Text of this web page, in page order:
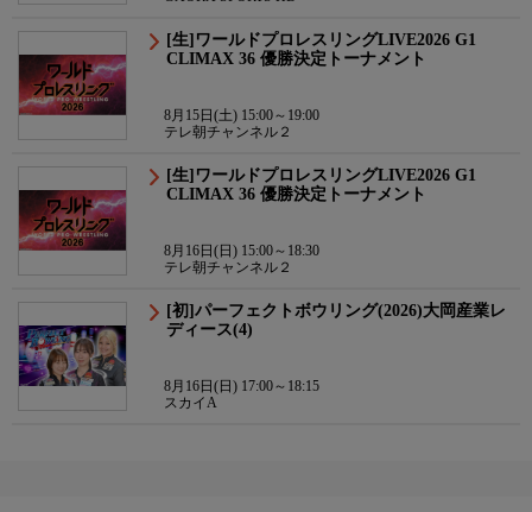
[生]ワールドプロレスリングLIVE2026 G1
CLIMAX 36 優勝決定トーナメント
8月15日(土) 15:00～19:00
テレ朝チャンネル２
[生]ワールドプロレスリングLIVE2026 G1
CLIMAX 36 優勝決定トーナメント
8月16日(日) 15:00～18:30
テレ朝チャンネル２
[初]パーフェクトボウリング(2026)大岡産業レ
ディース(4)
8月16日(日) 17:00～18:15
スカイA